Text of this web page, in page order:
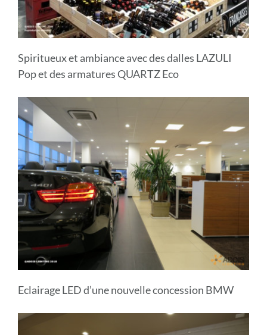
Spiritueux et ambiance avec des dalles LAZULI
Pop et des armatures QUARTZ Eco
Eclairage LED d’une nouvelle concession BMW